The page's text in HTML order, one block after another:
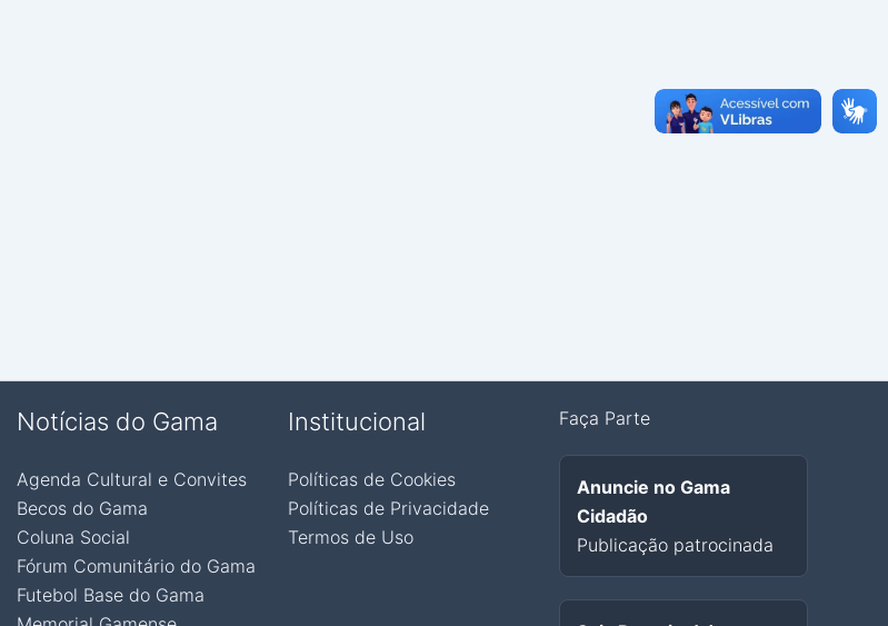
Notícias do Gama
Agenda Cultural e Convites
Becos do Gama
Coluna Social
Fórum Comunitário do Gama
Futebol Base do Gama
Institucional
Políticas de Cookies
Políticas de Privacidade
Termos de Uso
Faça Parte
Anuncie no Gama
Cidadão
Publicação patrocinada